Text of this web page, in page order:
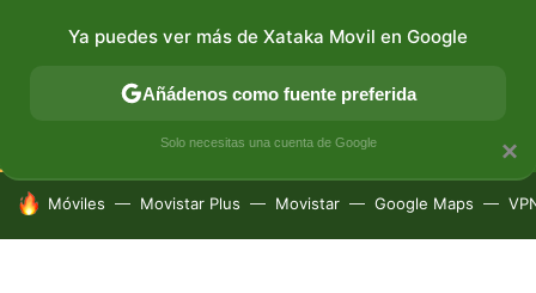
CONECTIVIDAD MÓVIL Y SOCIEDAD APLICACIONES
HOY SE HABLA DE
Móviles Movistar Plus Movistar Google Maps
×
Ya puedes ver más de Xataka Movil en Google
Añádenos como fuente preferida
Solo necesitas una cuenta de Google